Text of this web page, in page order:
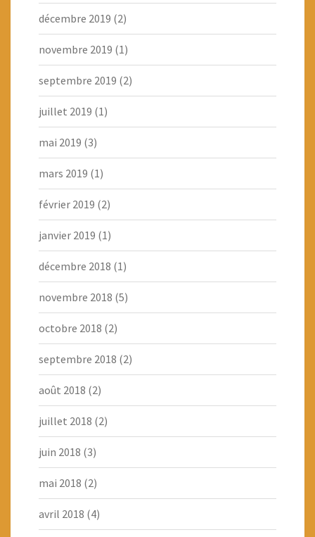
décembre 2019 (2)
novembre 2019 (1)
septembre 2019 (2)
juillet 2019 (1)
mai 2019 (3)
mars 2019 (1)
février 2019 (2)
janvier 2019 (1)
décembre 2018 (1)
novembre 2018 (5)
octobre 2018 (2)
septembre 2018 (2)
août 2018 (2)
juillet 2018 (2)
juin 2018 (3)
mai 2018 (2)
avril 2018 (4)